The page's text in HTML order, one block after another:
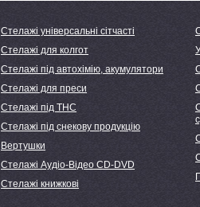
Стелажі універсальні сітчасті
Стелажі для колгот
Стелажі під автохімію, акумулятори
Стелажі для преси
Стелажі під ТНС
Стелажі під снекову продукцію
Вертушки
Стелажі Аудіо-Відео CD-DVD
Стелажі книжкові